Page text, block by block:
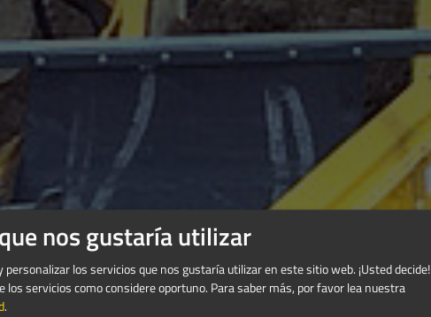
nos gustaría utilizar
personalizar los servicios que nos gustaría utilizar en este sitio web. ¡Usted decide!
los servicios como considere oportuno. Para saber más, por favor lea nuestra
.